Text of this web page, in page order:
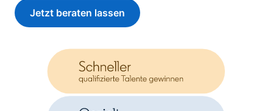
Jetzt beraten lassen